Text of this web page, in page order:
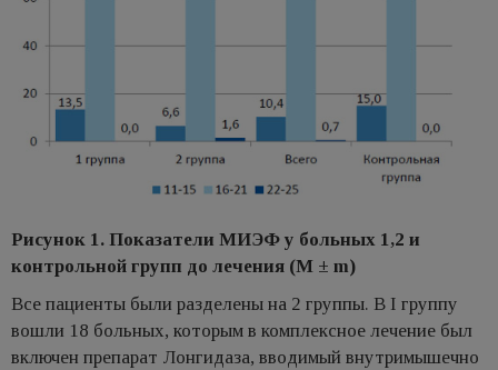
Рисунок 1. Показатели МИЭФ у больных 1,2 и
контрольной групп до лечения (М ± m)
Все пациенты были разделены на 2 группы. В I группу
вошли 18 больных, которым в комплексное лечение был
включен препарат Лонгидаза, вводимый внутримышечно